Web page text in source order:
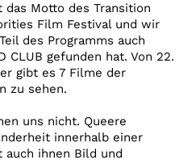
das Motto des Transition
Film Festival und wir
des Programms auch
CLUB gefunden hat. Von 22.
gibt es 7 Filme der
zu sehen.
uns nicht. Queere
innerhalb einer
auch ihnen Bild und